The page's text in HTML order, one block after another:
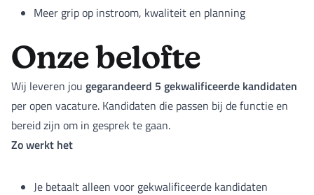
Meer grip op instroom, kwaliteit en planning
Onze belofte
Wij leveren jou gegarandeerd 5 gekwalificeerde kandidaten
per open vacature. Kandidaten die passen bij de functie en
bereid zijn om in gesprek te gaan.
Zo werkt het
Je betaalt alleen voor gekwalificeerde kandidaten